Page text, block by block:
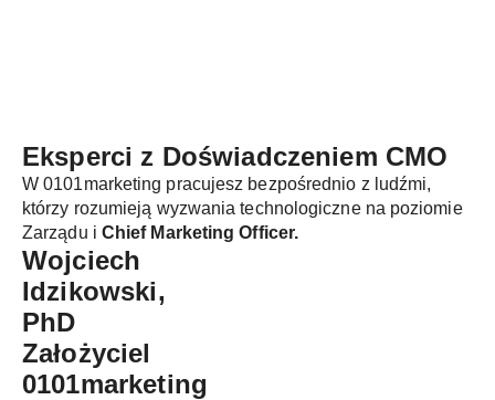
Eksperci z Doświadczeniem CMO
W 0101marketing pracujesz bezpośrednio z ludźmi,
którzy rozumieją wyzwania technologiczne na poziomie
Zarządu i Chief Marketing Officer.
Wojciech
Idzikowski,
PhD
Założyciel
0101marketing